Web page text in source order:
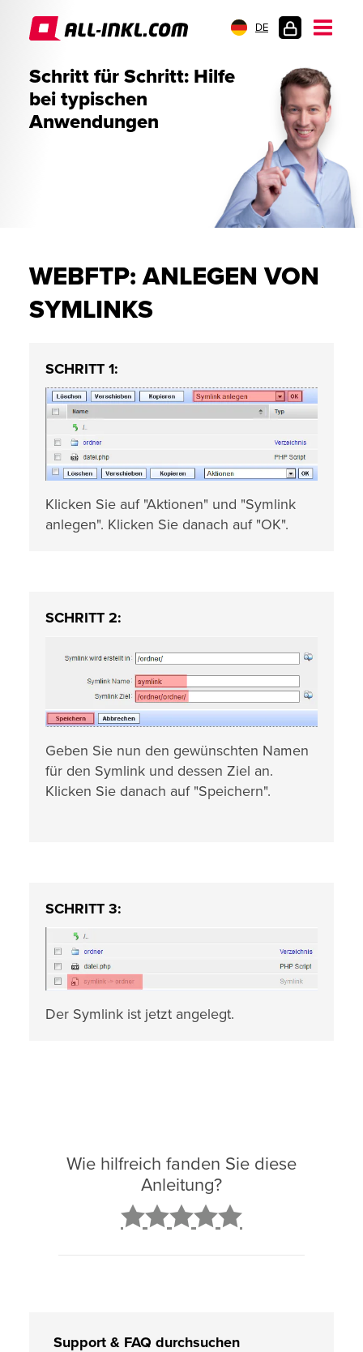
DE
Schritt für Schritt: Hilfe
bei typischen
Anwendungen
WEBFTP: ANLEGEN VON
SYMLINKS
SCHRITT 1:
Klicken Sie auf "Aktionen" und "Symlink
anlegen". Klicken Sie danach auf "OK".
SCHRITT 2:
Geben Sie nun den gewünschten Namen
für den Symlink und dessen Ziel an.
Klicken Sie danach auf "Speichern".
SCHRITT 3:
Der Symlink ist jetzt angelegt.
Wie hilfreich fanden Sie diese
Anleitung?
Support & FAQ durchsuchen